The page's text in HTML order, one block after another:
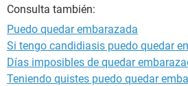
Consulta también:
Puedo quedar embarazada
Si tengo candidiasis puedo quedar
Días imposibles de quedar
Teniendo quistes puedo quedar